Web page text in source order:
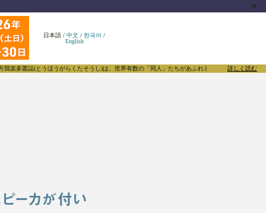
🍺
日本語 /中文 /한국어 /
English
うほうがらくたそうし)は、世界有数の「同人」たちがあふれる東方Projectについて発信するメ
詳しく読む
ーカが付い